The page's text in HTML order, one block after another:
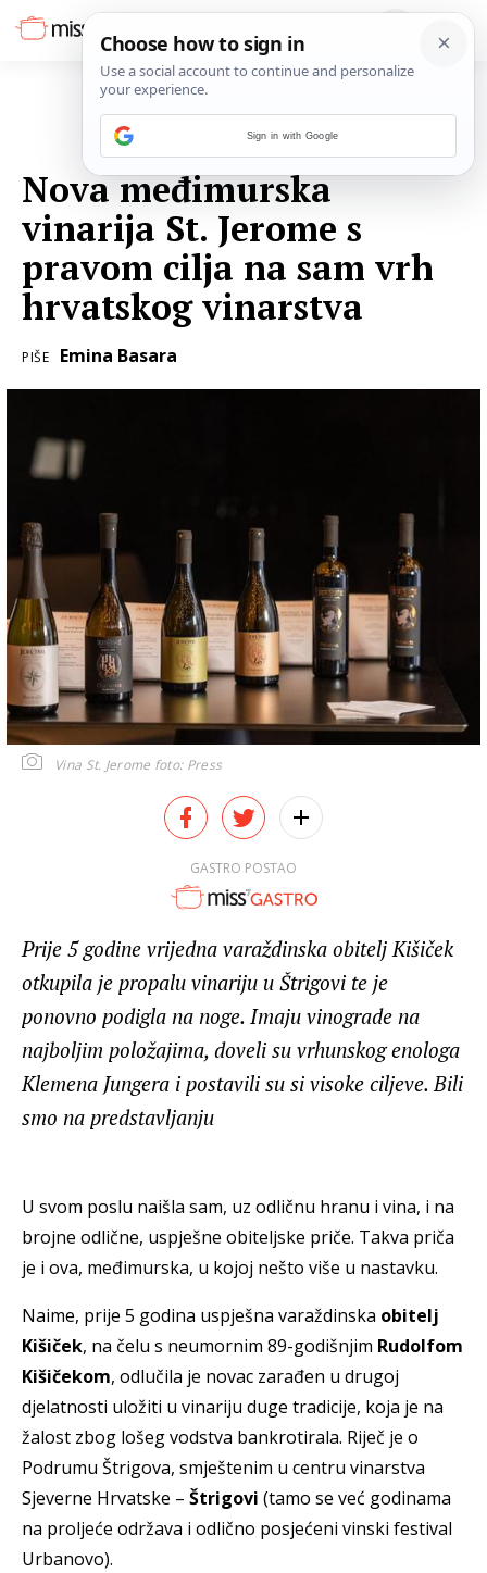
Nova međimurska
vinarija St. Jerome s
pravom cilja na sam vrh
hrvatskog vinarstva
PIŠE Emina Basara
Vina St. Jerome foto: Press
GASTRO POSTAO
Prije 5 godine vrijedna varaždinska obitelj Kišiček
otkupila je propalu vinariju u Štrigovi te je
ponovno podigla na noge. Imaju vinograde na
najboljim položajima, doveli su vrhunskog enologa
Klemena Jungera i postavili su si visoke ciljeve. Bili
smo na predstavljanju
U svom poslu naišla sam, uz odličnu hranu i vina, i na
brojne odlične, uspješne obiteljske priče. Takva priča
je i ova, međimurska, u kojoj nešto više u nastavku.
Naime, prije 5 godina uspješna varaždinska obitelj
Kišiček, na čelu s neumornim 89-godišnjim Rudolfom
Kišičekom, odlučila je novac zarađen u drugoj
djelatnosti uložiti u vinariju duge tradicije, koja je na
žalost zbog lošeg vodstva bankrotirala. Riječ je o
Podrumu Štrigova, smještenim u centru vinarstva
Sjeverne Hrvatske – Štrigovi (tamo se već godinama
na proljeće održava i odlično posjećeni vinski festival
Urbanovo).
Sign in with Google